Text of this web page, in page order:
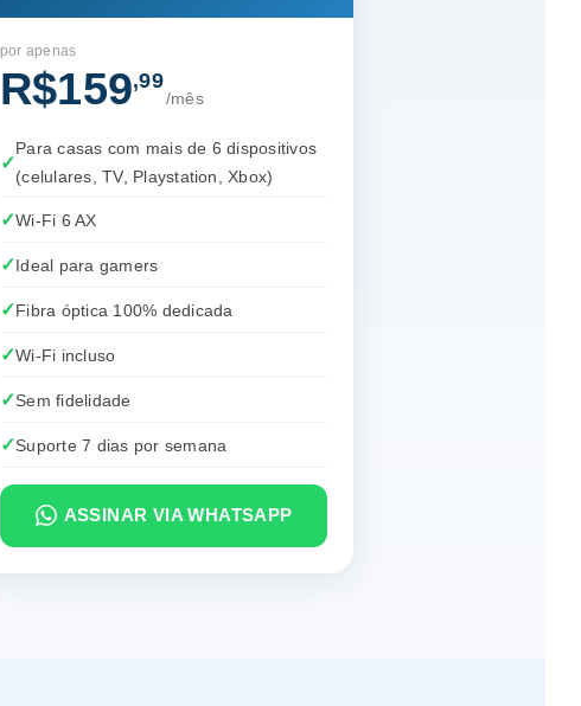
por apenas
R$159,99
/mês
Para casas com mais de 6 dispositivos
(celulares, TV, Playstation, Xbox)
Wi-Fi 6 AX
Ideal para gamers
Fibra óptica 100% dedicada
Wi-Fi incluso
Sem fidelidade
Suporte 7 dias por semana
ASSINAR VIA WHATSAPP